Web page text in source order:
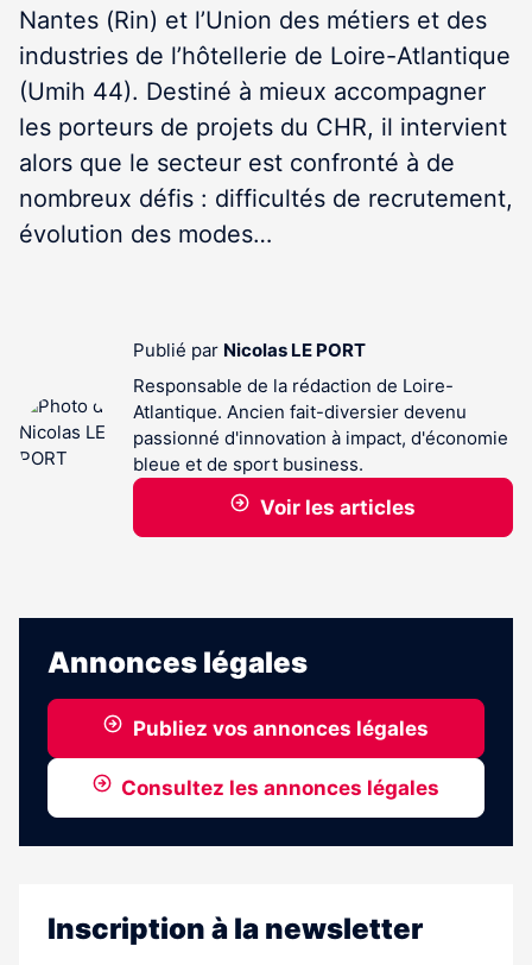
Nantes (Rin) et l’Union des métiers et des
industries de l’hôtellerie de Loire-Atlantique
(Umih 44). Destiné à mieux accompagner
les porteurs de projets du CHR, il intervient
alors que le secteur est confronté à de
nombreux défis : difficultés de recrutement,
évolution des modes…
Publié par Nicolas LE PORT
Responsable de la rédaction de Loire-
Atlantique. Ancien fait-diversier devenu
passionné d'innovation à impact, d'économie
bleue et de sport business.
Voir les articles
Annonces légales
Publiez vos annonces légales
Consultez les annonces légales
Inscription à la newsletter